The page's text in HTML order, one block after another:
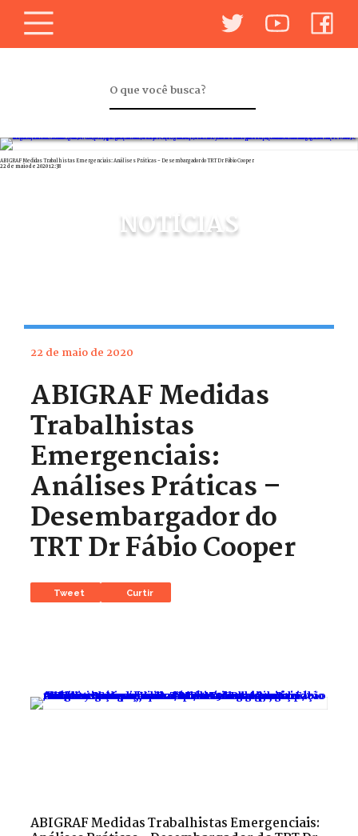
ABIGRAF Medidas Trabalhistas Emergenciais: Análises Práticas - Desembargador do TRT Dr Fábio Cooper
22 de maio de 2020 12:38
NOTÍCIAS
22 de maio de 2020
ABIGRAF Medidas
Trabalhistas
Emergenciais:
Análises Práticas –
Desembargador do
TRT Dr Fábio Cooper
Tweet Curtir
ABIGRAF Medidas Trabalhistas Emergenciais: